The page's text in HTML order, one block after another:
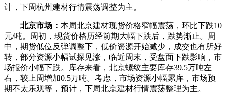
计，下周杭州建材行情震荡调整为主。
北京市场： 本周北京建材现货价格窄幅震荡，环比下跌10
元/吨。周初，现货价格历经前期大幅下跌后，跌势渐止。周
中，期货低位反弹调整下，低价资源开始减少，成交也有所好
转，部分资源小幅试探见涨，临近周末，受盘面下跌影响，市
场报价小幅下跌。库存来看，北京螺纹主要库存39.5万吨左
右，较上周增加0.5万吨。考虑，市场资源小幅累库，市场预
期不太乐观等，预计，下周北京建材行情震荡整理为主。